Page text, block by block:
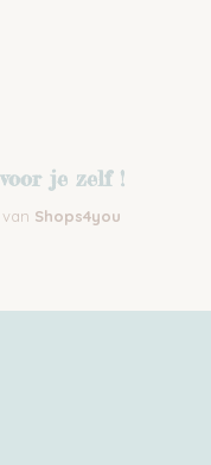
je zelf !
Shops4you